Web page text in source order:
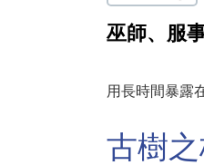
巫師、服
用長時間暴露
古樹